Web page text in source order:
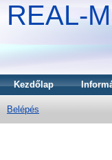
REAL-
Kezdőlap
Belépés